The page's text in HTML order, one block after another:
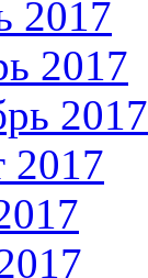
2017
2017
2017
2017